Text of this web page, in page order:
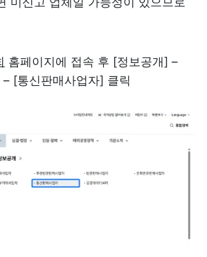
홈페이지에 접속 후 [정보공개] –
[통신판매사업자] 클릭